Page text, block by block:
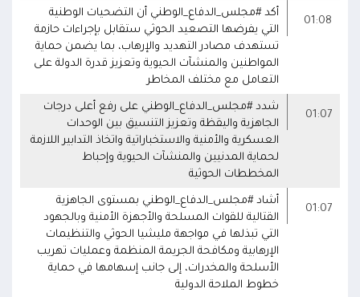
01:08
أكد #مجلس_الدفاع_الوطني أن التضحيات الوطنية
التي يفرضها التصعيد الحوثي ستقابل بإجراءات حازمة
تستهدف مصادر التهديد والإرهاب، بما يضمن حماية
المواطنين والمنشآت الحيوية وتعزيز قدرة الدولة على
التعامل مع مختلف المخاطر
01:07
شدد #مجلس_الدفاع_الوطني على رفع أعلى درجات
الجاهزية واليقظة وتعزيز التنسيق بين الوحدات
العسكرية والأمنية والاستخباراتية واتخاذ التدابير اللازمة
لحماية المدنيين والمنشآت الحيوية وإحباط
المخططات الحوثية
01:07
أشاد #مجلس_الدفاع_الوطني بمستوى الجاهزية
القتالية للقوات المسلحة والأجهزة الأمنية وبالجهود
التي تبذلها في مواجهة مليشيا الحوثي والتنظيمات
الإرهابية ومكافحة الجريمة المنظمة وعمليات تهريب
الأسلحة والمخدرات، إلى جانب إسهامها في حماية
خطوط الملاحة الدولية